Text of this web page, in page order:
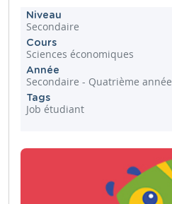
Niveau
Secondaire
Cours
Sciences économiques
Année
Secondaire - Quatrième année
Tags
Job étudiant